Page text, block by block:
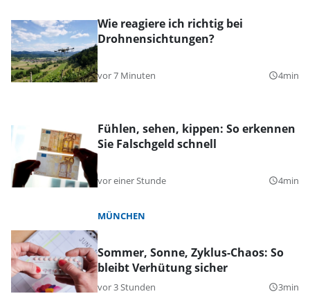
Wie reagiere ich richtig bei
Drohnensichtungen?
vor 7 Minuten query_builder4min
Fühlen, sehen, kippen: So erkennen
Sie Falschgeld schnell
vor einer Stunde query_builder4min
MÜNCHEN
Sommer, Sonne, Zyklus-Chaos: So
bleibt Verhütung sicher
vor 3 Stunden query_builder3min